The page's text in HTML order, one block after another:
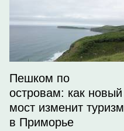
Пешком по
островам: как новый
мост изменит туризм
в Приморье